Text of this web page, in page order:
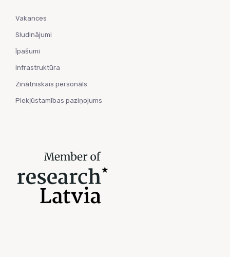
Vakances
Sludinājumi
Īpašumi
Infrastruktūra
Zinātniskais personāls
Piekļūstamības paziņojums